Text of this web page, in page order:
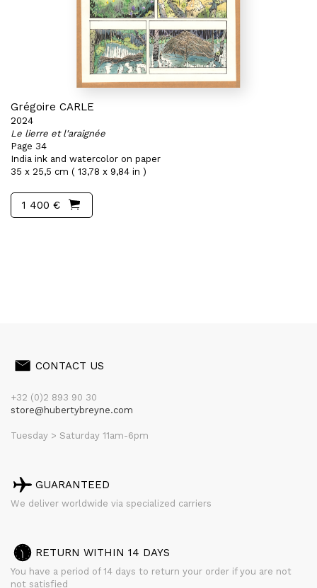
Grégoire CARLE
2024
Le lierre et l'araignée
Page 34
India ink and watercolor on paper
35 x 25,5 cm ( 13,78 x 9,84 in )
1 400 €
CONTACT US
+32 (0)2 893 90 30
store@hubertybreyne.com
Tuesday > Saturday 11am-6pm
GUARANTEED
We deliver worldwide via specialized carriers
RETURN WITHIN 14 DAYS
You have a period of 14 days to return your order if you are not
not satisfied